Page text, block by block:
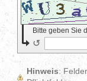
Bitte geben Sie
↺
Hinweis :